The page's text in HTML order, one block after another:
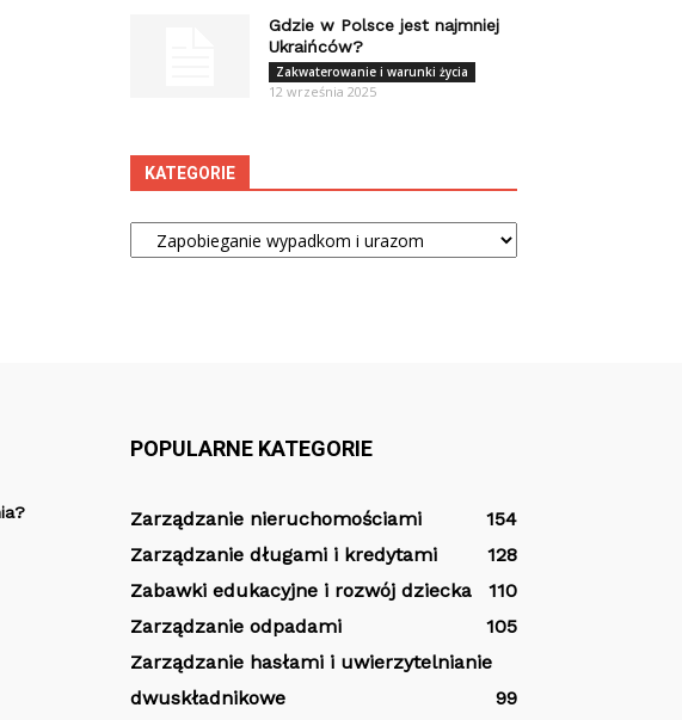
Gdzie w Polsce jest najmniej
Ukraińców?
Zakwaterowanie i warunki życia
12 września 2025
KATEGORIE
Kategorie
POPULARNE KATEGORIE
Zarządzanie nieruchomościami
154
Zarządzanie długami i kredytami
128
Zabawki edukacyjne i rozwój dziecka
110
Zarządzanie odpadami
105
Zarządzanie hasłami i uwierzytelnianie
dwuskładnikowe
99